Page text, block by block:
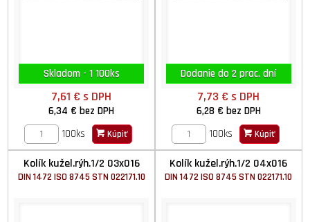
Skladom - 1 100ks
7,61 €s DPH
6,34 €bez DPH
100ks
Kúpiť
Dodanie do 2 prac. dní
7,73 €s DPH
6,28 € bez DPH
100ks
Kúpiť
Kolík kužel.rýh.1/2 03x016
DIN 1472 ISO 8745 STN 022171.10
Kolík kužel.rýh.1/2 04x016
DIN 1472 ISO 8745 STN 022171.10